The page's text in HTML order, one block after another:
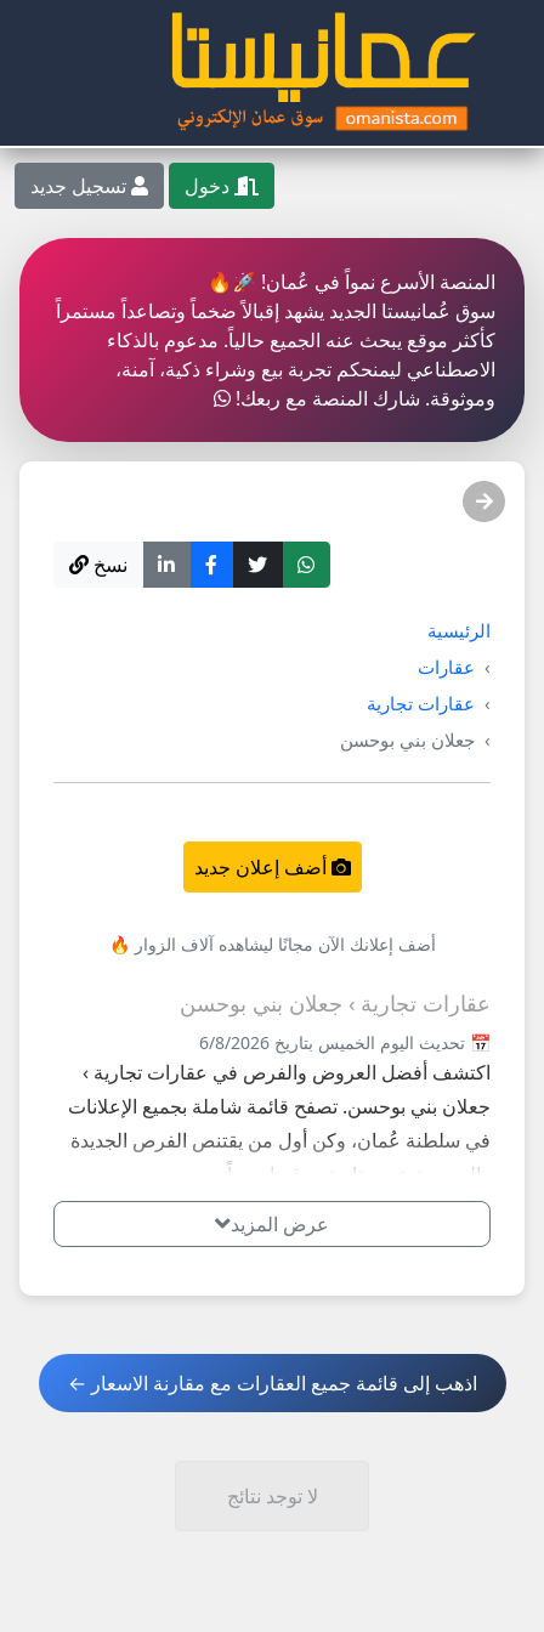
دخول تسجيل جديد
المنصة الأسرع نمواً في عُمان! 🚀🔥
سوق عُمانيستا الجديد يشهد إقبالاً ضخماً وتصاعداً مستمراً
كأكثر موقع يبحث عنه الجميع حالياً. مدعوم بالذكاء
الاصطناعي ليمنحكم تجربة بيع وشراء ذكية، آمنة،
وموثوقة. شارك المنصة مع ربعك!
نسخ
الرئيسية
عقارات
عقارات تجارية
جعلان بني بوحسن
أضف إعلان جديد
أضف إعلانك الآن مجانًا ليشاهده آلاف الزوار 🔥
عقارات تجارية › جعلان بني بوحسن
📅 تحديث اليوم الخميس بتاريخ 6/8/2026
اكتشف أفضل العروض والفرص في عقارات تجارية ›
جعلان بني بوحسن. تصفح قائمة شاملة بجميع الإعلانات
في سلطنة عُمان، وكن أول من يقتنص الفرص الجديدة
والحصرية عبر متابعة موقعنا يومياً.
عرض المزيد
اذهب إلى قائمة جميع العقارات مع مقارنة الاسعار ←
لا توجد نتائج